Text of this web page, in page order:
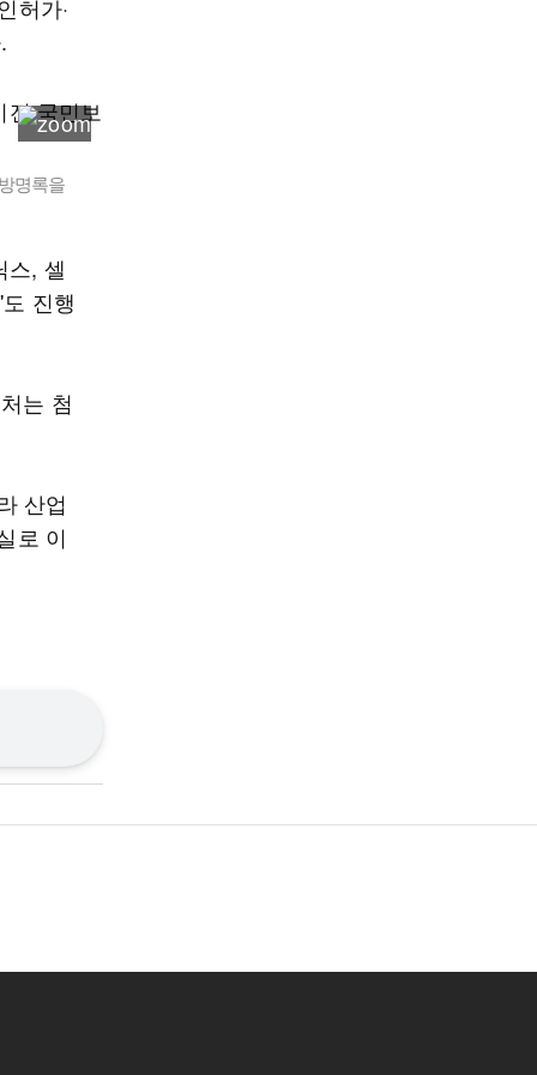
허가·
명록을
스, 셀
진행
는 첨
산업
로 이